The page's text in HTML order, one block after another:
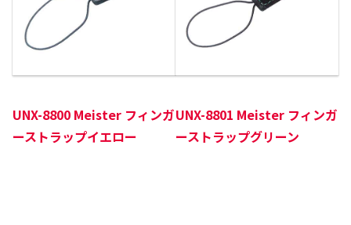
UNX-8800 Meister フィンガ
ーストラップイエロー
UNX-8801 Meister フィンガ
ーストラップグリーン